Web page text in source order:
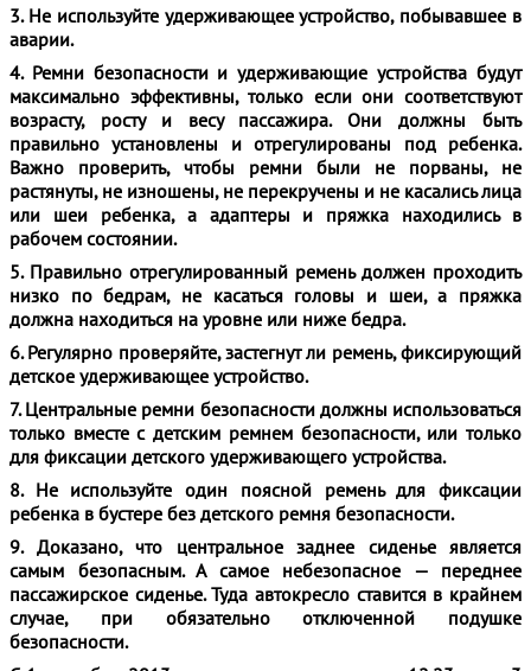
3. Не используйте удерживающее ус­тройство, побывавшее в
аварии.
4. Ремни безопасности и удерживаю­щие устройства будут
максимально эф­фективны, только если они соответству­ют
возрасту, росту и весу пассажира. Они должны быть
правильно установле­ны и отрегулированы под ребенка.
Важ­но проверить, чтобы ремни были не по­рваны, не
растянуты, не изношены, не перекручены и не касались лица
или шеи ребенка, а адаптеры и пряжка находи­лись в
рабочем состоянии.
5. Правильно отрегулированный ремень должен проходить
низко по бедрам, не касаться головы и шеи, а пряжка
должна находиться на уровне или ниже бедра.
6. Регулярно проверяйте, застегнут ли ремень, фиксирующий
детское удерживающее устройство.
7. Центральные ремни безопасности должны использоваться
только вместе с детским ремнем безопасности, или толь­ко
для фиксации детского удерживаю­щего устройства.
8. Не используйте один поясной ре­мень для фиксации
ребенка в бустере без детского ремня безопасности.
9. Доказано, что центральное заднее сиденье является
самым безопасным. А самое небезопасное — переднее
пасса­жирское сиденье. Туда автокресло ставит­ся в крайнем
случае, при обязательно от­ключенной подушке
безопасности.